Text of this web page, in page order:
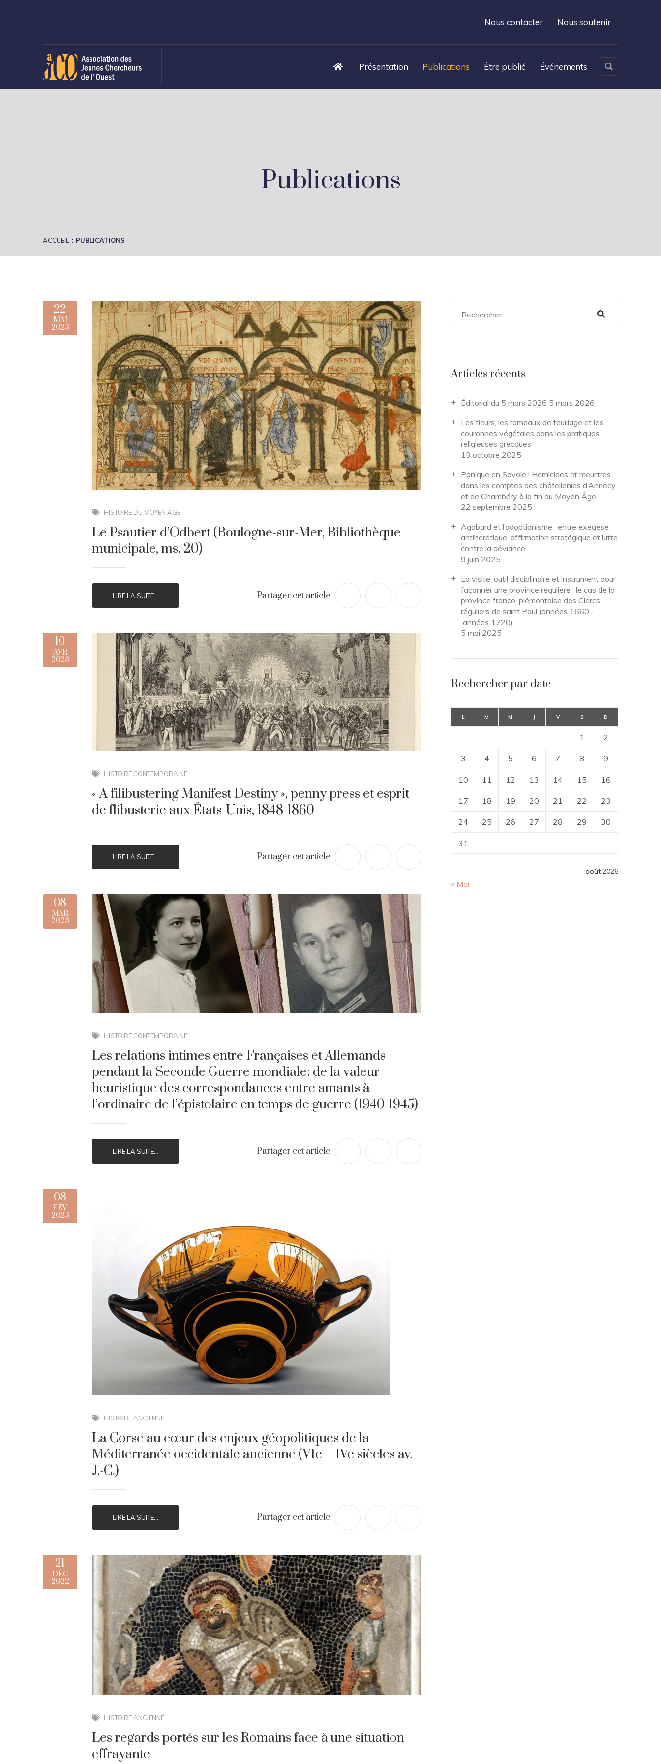
Nous contacter Nous soutenir
Présentation Publications Être publié Événements
Publications
ACCUEIL PUBLICATIONS
22
MAI
2023
HISTOIRE DU MOYEN ÂGE
Le Psautier d’Odbert (Boulogne-sur-Mer, Bibliothèque
municipale, ms. 20)
LIRE LA SUITE... Partager cet article
10
AVR
2023
HISTOIRE CONTEMPORAINE
« A filibustering Manifest Destiny », penny press et esprit
de flibusterie aux États-Unis, 1848-1860
LIRE LA SUITE... Partager cet article
08
MAR
2023
HISTOIRE CONTEMPORAINE
Les relations intimes entre Françaises et Allemands
pendant la Seconde Guerre mondiale: de la valeur
heuristique des correspondances entre amants à
l’ordinaire de l’épistolaire en temps de guerre (1940-1945)
LIRE LA SUITE... Partager cet article
08
FÉV
2023
HISTOIRE ANCIENNE
La Corse au cœur des enjeux géopolitiques de la
Méditerranée occidentale ancienne (VIe – IVe siècles av.
J.-C.)
LIRE LA SUITE... Partager cet article
21
DÉC
2022
HISTOIRE ANCIENNE
Les regards portés sur les Romains face à une situation
effrayante
Articles récents
Éditorial du 5 mars 2026 5 mars 2026
Les fleurs, les rameaux de feuillage et les
couronnes végétales dans les pratiques
religieuses grecques
13 octobre 2025
Panique en Savoie ! Homicides et meurtres
dans les comptes des châtellenies d’Annecy
et de Chambéry à la fin du Moyen Âge
22 septembre 2025
Agobard et l’adoptianisme : entre exégèse
antihérétique, affirmation stratégique et lutte
contre la déviance
9 juin 2025
La visite, outil disciplinaire et instrument pour
façonner une province régulière : le cas de la
province franco-piémontaise des Clercs
réguliers de saint Paul (années 1660 –
années 1720)
5 mai 2025
Rechercher par date
août 2026
L M M J V S D
1 2
3 4 5 6 7 8 9
10 11 12 13 14 15 16
17 18 19 20 21 22 23
24 25 26 27 28 29 30
31
« Mar